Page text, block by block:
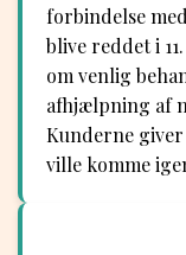
forbindelse
blive reddet i
om venlig
afhjælpning af
Kunderne
ville komme